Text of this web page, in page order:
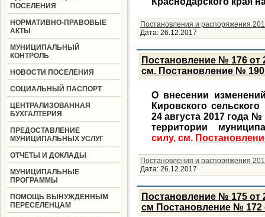
ПОСЕЛЕНИЯ
НОРМАТИВНО-ПРАВОВЫЕ
АКТЫ
МУНИЦИПАЛЬНЫЙ
КОНТРОЛЬ
НОВОСТИ ПОСЕЛЕНИЯ
СОЦИАЛЬНЫЙ ПАСПОРТ
ЦЕНТРАЛИЗОВАННАЯ
БУХГАЛТЕРИЯ
ПРЕДОСТАВЛЕНИЕ
МУНИЦИПАЛЬНЫХ УСЛУГ
ОТЧЕТЫ И ДОКЛАДЫ
МУНИЦИПАЛЬНЫЕ
ПРОГРАММЫ
ПОМОЩЬ ВЫНУЖДЕННЫМ
ПЕРЕСЕЛЕНЦАМ
Постановления и распоряжения
Дата: 26.12.2017
Постановление № 176 от
см. Постановление № 190
О внесении
Кировского
24 августа 2017 года
территории
силу, см.
Постановления и распоряжения
Дата: 26.12.2017
Постановление № 175 от
см Постановление № 172